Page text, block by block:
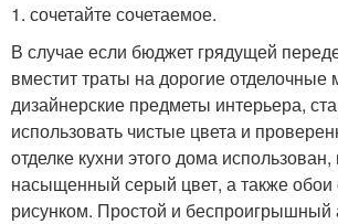
1. сочетайте сочетаемое.
В случае если бюджет грядущей
вместит траты на дорогие отделочные
дизайнерские предметы интерьера,
использовать чистые цвета и
отделке кухни этого дома
насыщенный серый цвет, а также обои
рисунком. Простой и беспроигрышный